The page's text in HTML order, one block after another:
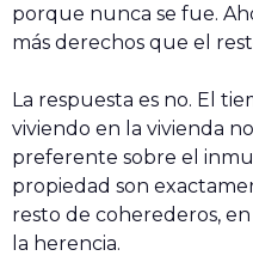
porque nunca se fue.
más derechos que el
La respuesta es no. El
viviendo en la vivienda
preferente sobre el
propiedad son
resto de coherederos,
la herencia.